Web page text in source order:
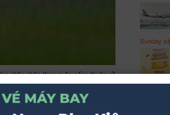
nhận chân thực cuộc sống thuộc về
khí trong lành, lắng nghe tiếng chim
sương chuẩn bị bung nở, rất thích
đẹp của thiên nhiên.
Sunday